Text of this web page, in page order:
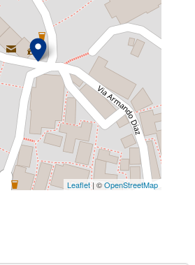
Leaflet| ©OpenStreetMap